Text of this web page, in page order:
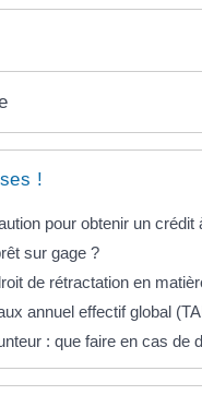
!
pour obtenir un
sur gage ?
de rétractation en
annuel effectif global
: que faire en cas de